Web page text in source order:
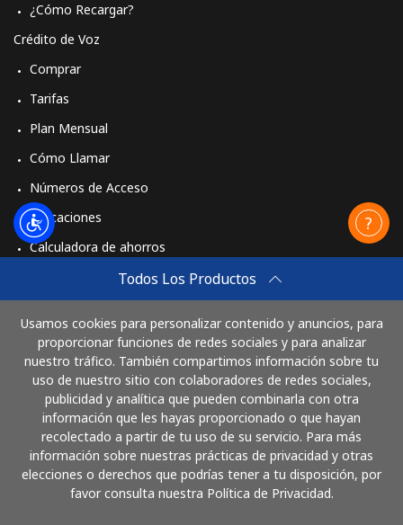
Todos Los Productos
Usamos cookies para personalizar contenido y anuncios, para
proporcionar funciones de redes sociales y para analizar
nuestro tráfico. También compartimos información sobre tu
uso de nuestro sitio con colaboradores de redes sociales,
publicidad y analítica que pueden combinarla con otra
información que les hayas proporcionado o que hayan
recolectado a partir de tu uso de su servicio. Para más
información sobre nuestras prácticas de privacidad y otras
elecciones o derechos que podrías tener a tu disposición, por
favor consulta nuestra Política de Privacidad.
¿Cómo Recargar?
Crédito de Voz
Comprar
Tarifas
Plan Mensual
Cómo Llamar
Números de Acceso
Aplicaciones
Calculadora de ahorros
Cómo funciona
Paga con